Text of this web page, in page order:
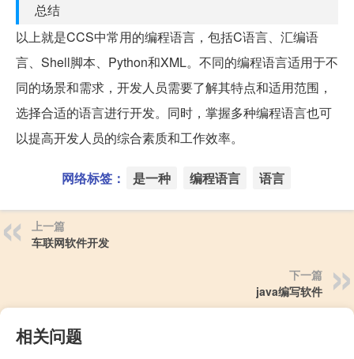
总结
以上就是CCS中常用的编程语言，包括C语言、汇编语
言、Shell脚本、Python和XML。不同的编程语言适用于不
同的场景和需求，开发人员需要了解其特点和适用范围，
选择合适的语言进行开发。同时，掌握多种编程语言也可
以提高开发人员的综合素质和工作效率。
网络标签： 是一种 编程语言 语言
上一篇
车联网软件开发
下一篇
java编写软件
相关问题